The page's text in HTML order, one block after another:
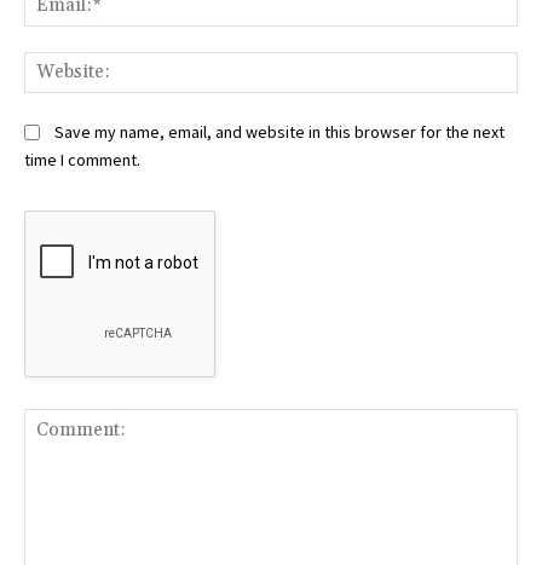
Save my name, email, and website in this browser for the next
time I comment.